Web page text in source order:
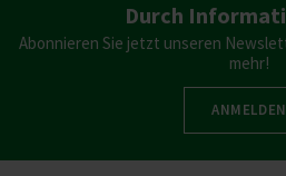
Durch
Abonnieren Sie jetzt unseren
mehr!
ANMELDEN